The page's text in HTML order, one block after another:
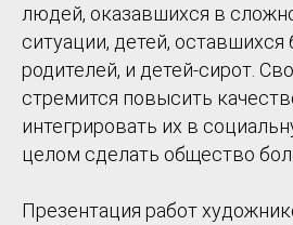
людей, оказавшихся в
ситуации, детей, оставшихся
родителей, и детей-­сирот.
стремится повысить
интегрировать их в
целом сделать общество
Презентация работ